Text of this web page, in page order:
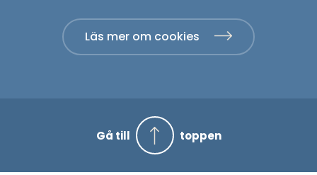
Läs mer om cookies
Gå till toppen